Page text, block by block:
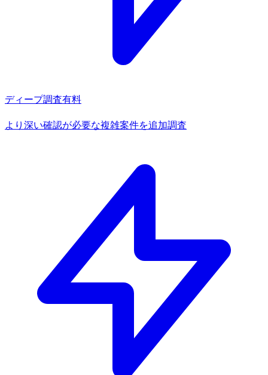
ディープ調査有料
より深い確認が必要な複雑案件を追加調査